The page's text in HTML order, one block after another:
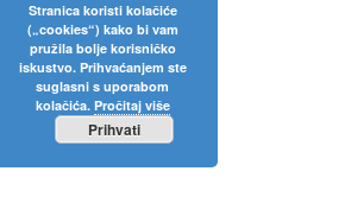
Stranica koristi kolačiće
(„cookies“) kako bi vam
pružila bolje korisničko
iskustvo. Prihvaćanjem ste
suglasni s uporabom
kolačića. Pročitaj više
Prihvati